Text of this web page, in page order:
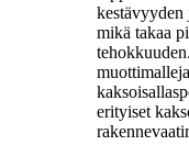
kestävyyden
mikä takaa
erityiset